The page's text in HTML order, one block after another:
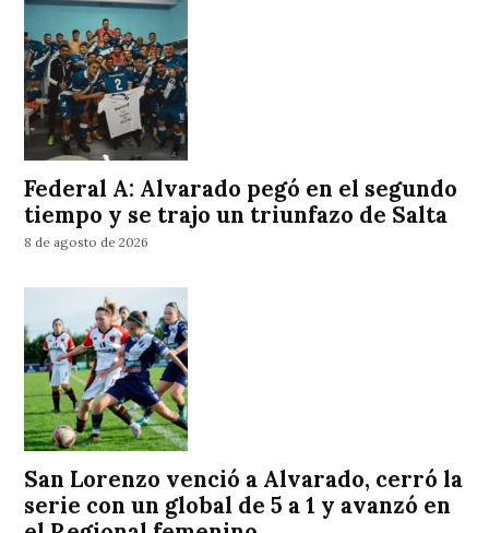
Federal A: Alvarado pegó en el segundo
tiempo y se trajo un triunfazo de Salta
8 de agosto de 2026
San Lorenzo venció a Alvarado, cerró la
serie con un global de 5 a 1 y avanzó en